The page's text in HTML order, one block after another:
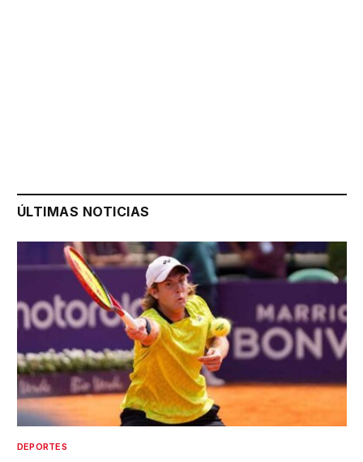
ÚLTIMAS NOTICIAS
DEPORTES